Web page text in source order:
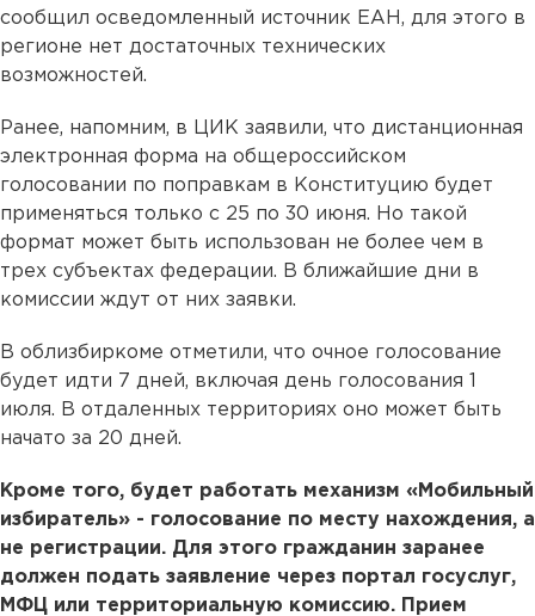
сообщил осведомленный источник ЕАН, для этого в
регионе нет достаточных технических
возможностей.
Ранее, напомним, в ЦИК заявили, что дистанционная
электронная форма на общероссийском
голосовании по поправкам в Конституцию будет
применяться только с 25 по 30 июня. Но такой
формат может быть использован не более чем в
трех субъектах федерации. В ближайшие дни в
комиссии ждут от них заявки.
В облизбиркоме отметили, что очное голосование
будет идти 7 дней, включая день голосования 1
июля. В отдаленных территориях оно может быть
начато за 20 дней.
Кроме того, будет работать механизм «Мобильный
избиратель» - голосование по месту нахождения, а
не регистрации. Для этого гражданин заранее
должен подать заявление через портал госуслуг,
МФЦ или территориальную комиссию. Прием